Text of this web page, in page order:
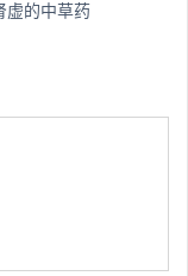
虚的中草药